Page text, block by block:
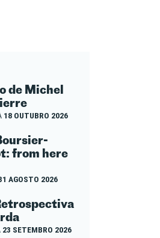
de Michel
18 OUTUBRO 2026
from here
AGOSTO 2026
23 SETEMBRO 2026